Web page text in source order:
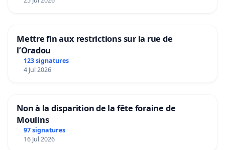
Mettre fin aux restrictions sur la rue de
l’Oradou
123 signatures
4 Jul 2026
Non à la disparition de la fête foraine de
Moulins
97 signatures
16 Jul 2026